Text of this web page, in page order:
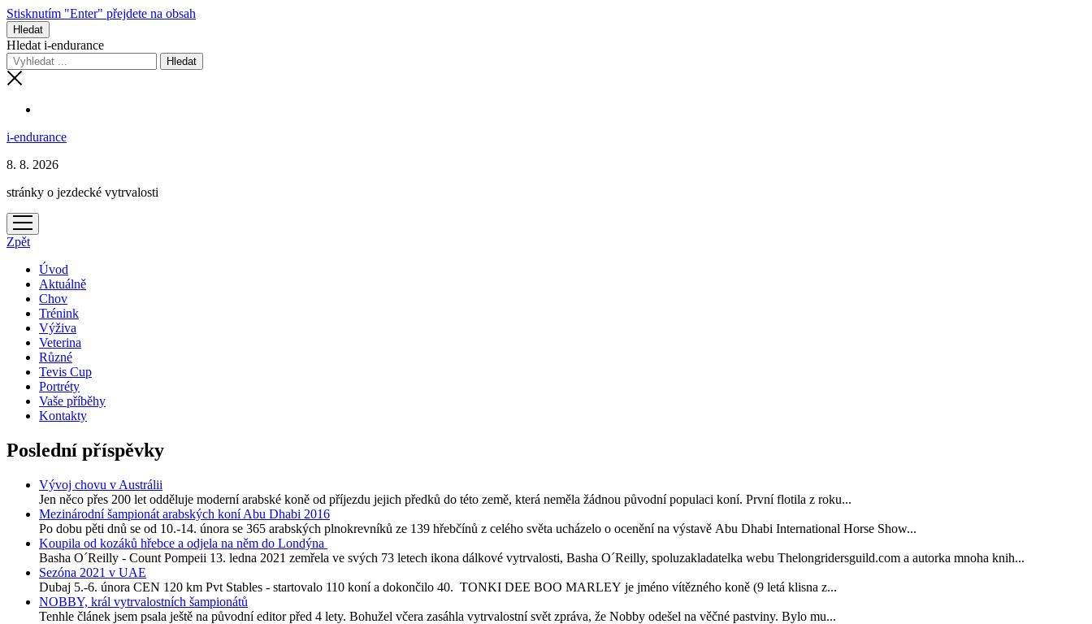
Stisknutím "Enter" přejdete na obsah
Hledat
Hledat i-endurance
i-endurance
8. 8. 2026
stránky o jezdecké vytrvalosti
otevřít
menu
Zpět
Úvod
Aktuálně
Chov
Trénink
Výživa
Veterina
Různé
Tevis Cup
Portréty
Vaše příběhy
Kontakty
Poslední příspěvky
Vývoj chovu v Austrálii
Jen něco přes 200 let odděluje moderní arabské koně od příjezdu jejich předků do této země, která neměla žádnou původní populaci koní. První flotila z roku...
Mezinárodní šampionát arabských koní Abu Dhabi 2016
Po dobu pěti dnů se od 10.-14. února se 365 arabských plnokrevníků ze 139 hřebčínů z celého světa ucházelo o ocenění na výstavě Abu Dhabi International Horse Show...
Koupila od kozáků hřebce a odjela na něm do Londýna
Basha O´Reilly - Count Pompeii 13. ledna 2021 zemřela ve svých 73 letech ikona dálkové vytrvalosti, Basha O´Reilly, spoluzakladatelka webu Thelongridersguild.com a autorka mnoha knih...
Sezóna 2021 v UAE
Dubaj 5.-6. února CEN 120 km Pvt Stables - startovalo 110 koní a dokončilo 40. TONKI DEE BOO MARLEY je jméno vítězného koně (9 letá klisna z...
NOBBY, král vytrvalostních šampionátů
Tenhle článek jsem psala ještě na původní editor před 4 lety. Bohužel včera zasáhla vytrvalostní svět zpráva, že Nobby odešel na věčné pastviny. Bylo mu...